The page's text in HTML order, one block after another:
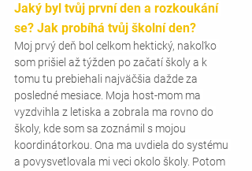
Jaký byl tvůj první den a rozkoukání
se? Jak probíhá tvůj školní den?
Moj prvý deň bol celkom hektický, nakoľko
som prišiel až týžden po začatí školy a k
tomu tu prebiehali najväčšia dažde za
posledné mesiace. Moja host-mom ma
vyzdvihla z letiska a zobrala ma rovno do
školy, kde som sa zoznámil s mojou
koordinátorkou. Ona ma uvdiela do systému
a povysvetlovala mi veci okolo školy. Potom